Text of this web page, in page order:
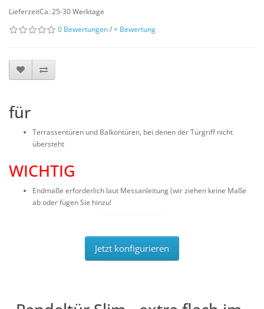
LieferzeitCa. 25-30 Werktage
0 Bewertungen/+ Bewertung
für
Terrassentüren und Balkontüren, bei denen der Türgriff nicht
übersteht
WICHTIG
Endmaße erforderlich laut Messanleitung (wir ziehen keine Maße
ab oder fügen Sie hinzu!
Jetzt konfigurieren